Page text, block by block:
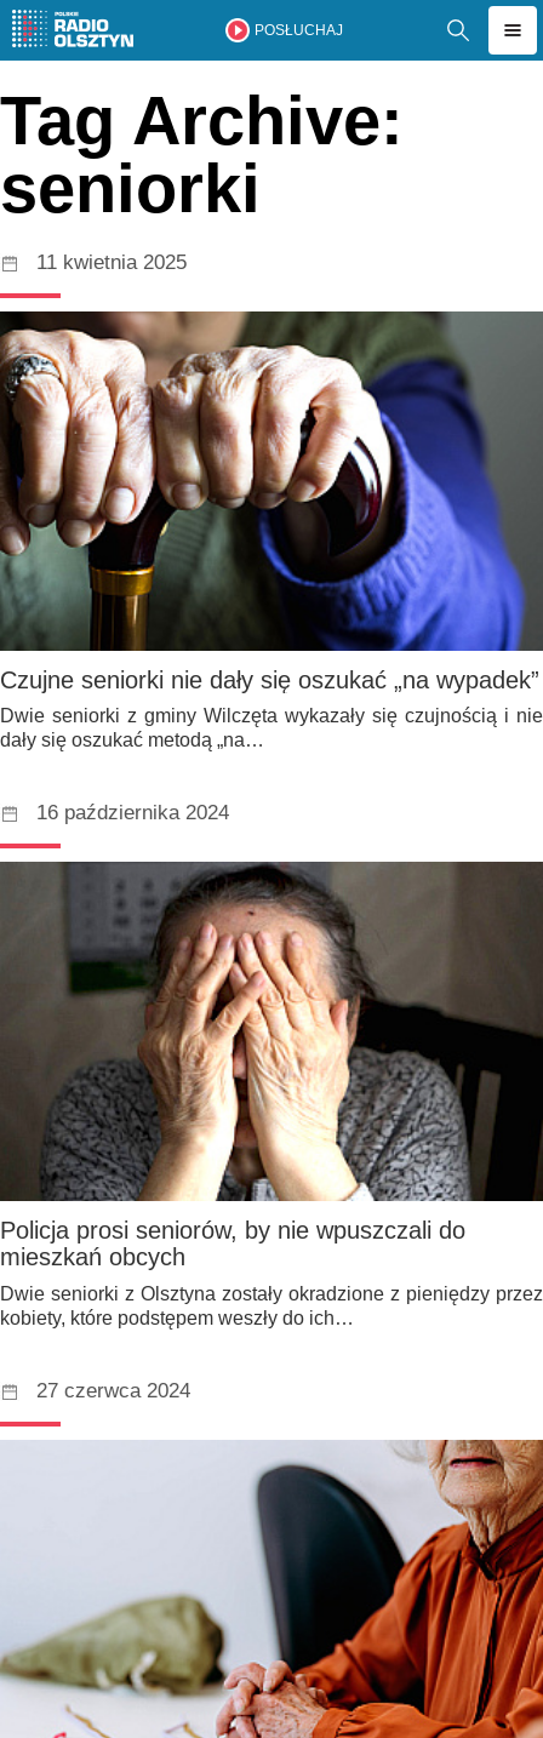
POSŁUCHAJ
Tag Archive:
seniorki
11 kwietnia 2025
Czujne seniorki nie dały się oszukać „na wypadek”
Dwie seniorki z gminy Wilczęta wykazały się czujnością i nie
dały się oszukać metodą „na…
16 października 2024
Policja prosi seniorów, by nie wpuszczali do
mieszkań obcych
Dwie seniorki z Olsztyna zostały okradzione z pieniędzy przez
kobiety, które podstępem weszły do ich…
27 czerwca 2024